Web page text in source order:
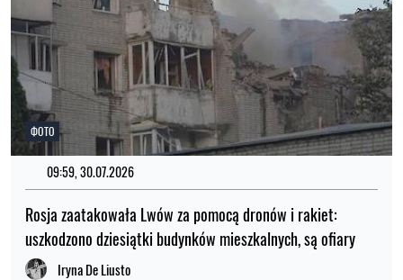
ФОТО
09:59, 30.07.2026
Rosja zaatakowała Lwów za pomocą dronów i rakiet:
uszkodzono dziesiątki budynków mieszkalnych, są ofiary
Iryna De Liusto